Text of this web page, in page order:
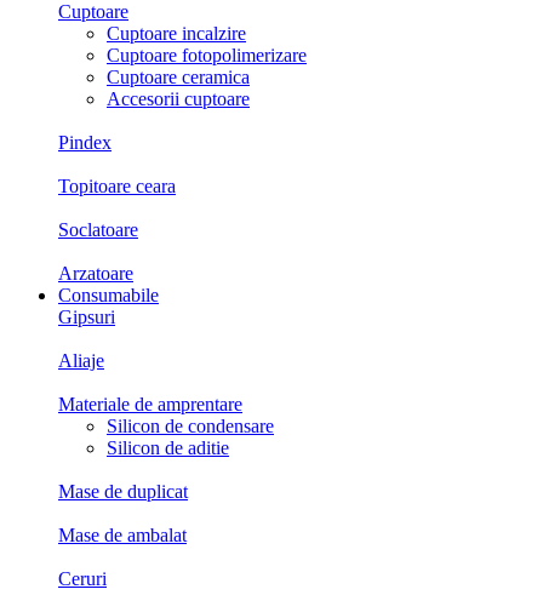
Cuptoare
Cuptoare incalzire
Cuptoare fotopolimerizare
Cuptoare ceramica
Accesorii cuptoare
Pindex
Topitoare ceara
Soclatoare
Arzatoare
Consumabile
Gipsuri
Aliaje
Materiale de amprentare
Silicon de condensare
Silicon de aditie
Mase de duplicat
Mase de ambalat
Ceruri